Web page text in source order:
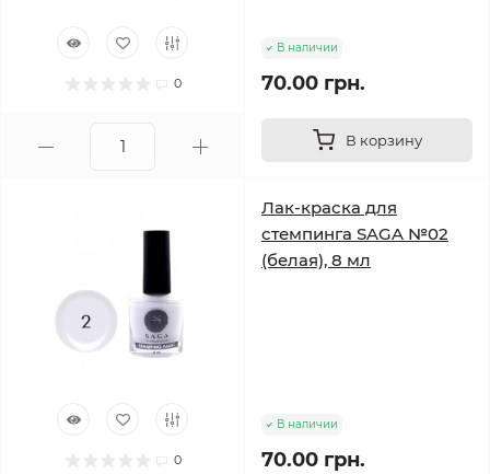
0
В наличии
70.00 грн.
В корзину
0
Лак-краска для
стемпинга SAGA №02
(белая), 8 мл
В наличии
70.00 грн.